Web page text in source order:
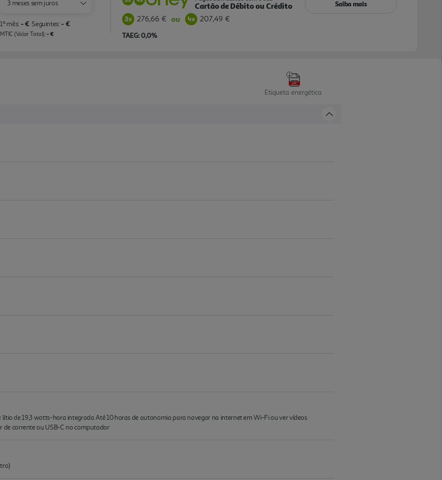
3 meses sem juros
1º mês: - € Seguintes:- €
MTIC (Valor Total):- €
Cartão de Débito ou Crédito
276,66 € ou 207,49 €
TAEG: 0,0%
Saiba mais
Etiqueta energética
lítio de 19,3 watts-hora integrada Até 10 horas de autonomia para navegar na internet em Wi-Fi ou ver vídeos
corrente ou USB-C no computador